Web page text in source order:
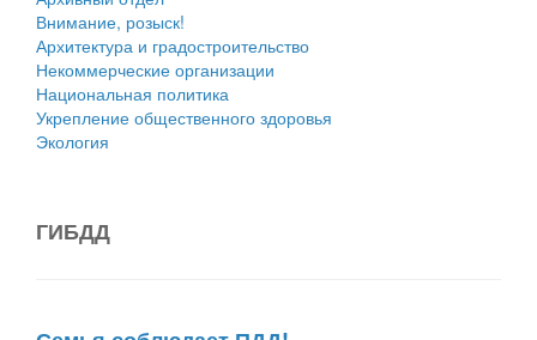
Внимание, розыск!
Архитектура и градостроительство
Некоммерческие организации
Национальная политика
Укрепление общественного здоровья
Экология
ГИБДД